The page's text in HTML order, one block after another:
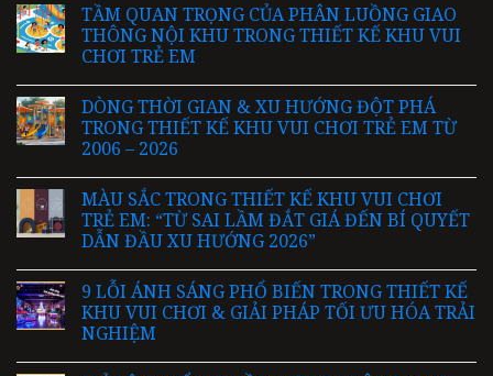
TẦM QUAN TRỌNG CỦA PHÂN LUỒNG GIAO
THÔNG NỘI KHU TRONG THIẾT KẾ KHU VUI
CHƠI TRẺ EM
DÒNG THỜI GIAN & XU HƯỚNG ĐỘT PHÁ
TRONG THIẾT KẾ KHU VUI CHƠI TRẺ EM TỪ
2006 – 2026
MÀU SẮC TRONG THIẾT KẾ KHU VUI CHƠI
TRẺ EM: “TỪ SAI LẦM ĐẮT GIÁ ĐẾN BÍ QUYẾT
DẪN ĐẦU XU HƯỚNG 2026”
9 LỖI ÁNH SÁNG PHỔ BIẾN TRONG THIẾT KẾ
KHU VUI CHƠI & GIẢI PHÁP TỐI ƯU HÓA TRẢI
NGHIỆM